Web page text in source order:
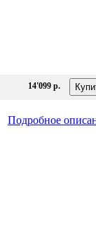
14'099 р.
Подробное